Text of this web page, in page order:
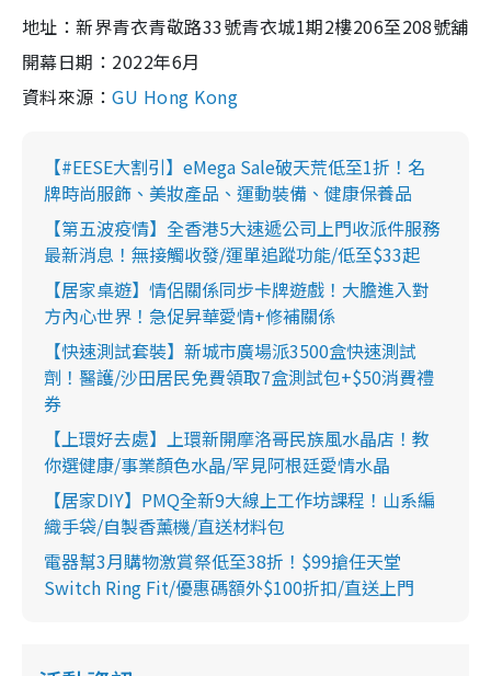
地址：新界青衣青敬路33號青衣城1期2樓206至208號舖
開幕日期：2022年6月
資料來源：GU Hong Kong
【#EESE大割引】eMega Sale破天荒低至1折！名
牌時尚服飾、美妝產品、運動裝備、健康保養品
【第五波疫情】全香港5大速遞公司上門收派件服務
最新消息！無接觸收發/運單追蹤功能/低至$33起
【居家桌遊】情侶關係同步卡牌遊戲！大膽進入對
方內心世界！急促昇華愛情+修補關係
【快速測試套裝】新城市廣場派3500盒快速測試
劑！醫護/沙田居民免費領取7盒測試包+$50消費禮
券
【上環好去處】上環新開摩洛哥民族風水晶店！教
你選健康/事業顏色水晶/罕見阿根廷愛情水晶
【居家DIY】PMQ全新9大線上工作坊課程！山系編
織手袋/自製香薰機/直送材料包
電器幫3月購物激賞祭低至38折！$99搶任天堂
Switch Ring Fit/優惠碼額外$100折扣/直送上門